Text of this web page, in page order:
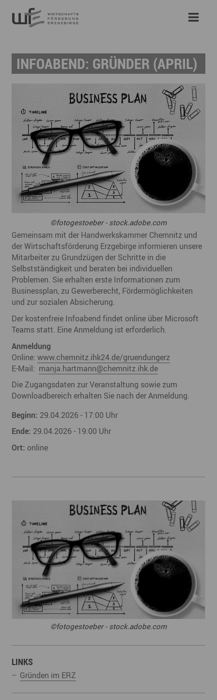
INFOABEND: GRÜNDER (APRIL)
©fotogestoeber - stock.adobe.com
Gemeinsam mit der Handwerkskammer Chemnitz und
der Wirtschaftsförderung Erzgebirge informieren unsere
Mitarbeiter zu Grundzügen der Schritte in die
Selbstständigkeit und beraten bei individuellen
Problemen. Sie erhalten erste Informationen zum
Businessplan, zu Gewerberecht, Fördermöglichkeiten
und zur sozialen Absicherung.
Der kostenfreie Infoabend findet online über Microsoft
Teams statt. Eine Anmeldung ist erforderlich.
Anmeldung
Online: www.chemnitz.ihk24.de/gruendungerz
E-Mail: manja.hartmann@chemnitz.ihk.de
Die Zugangsdaten zur Veranstaltung sowie zum
Downloadbereich erhalten Sie nach der Anmeldung.
Beginn: 29.04.2026 - 17:00 Uhr
Ende: 29.04.2026 - 19:00 Uhr
Ort: online
©fotogestoeber - stock.adobe.com
LINKS
Gründen im ERZ